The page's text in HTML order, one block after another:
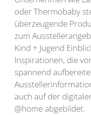
oder Thermobaby
überzeugende
zum
Kind + Jugend
Inspirationen, die
spannend
auch auf der
@home abgebildet.